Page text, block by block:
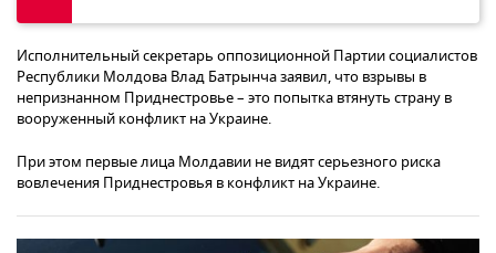
Исполнительный секретарь оппозиционной Партии социалистов
Республики Молдова Влад Батрынча заявил, что взрывы в
непризнанном Приднестровье – это попытка втянуть страну в
вооруженный конфликт на Украине.
При этом первые лица Молдавии не видят серьезного риска
вовлечения Приднестровья в конфликт на Украине.